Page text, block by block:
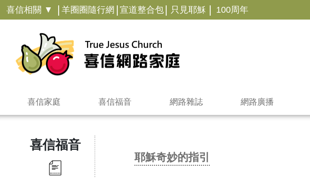
喜信相關 ▼ | 羊圈圈隨行網 | 宣道整合包 | 只見耶穌 | 100周年
喜信家庭 喜信福音 網路雜誌 網路廣播
喜信福音
耶穌奇妙的指引